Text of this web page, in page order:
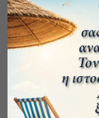
ΝΑΤΟ
Τιμήθηκε
ξένα:
U.S.
Military
Merit,
Ribbon.